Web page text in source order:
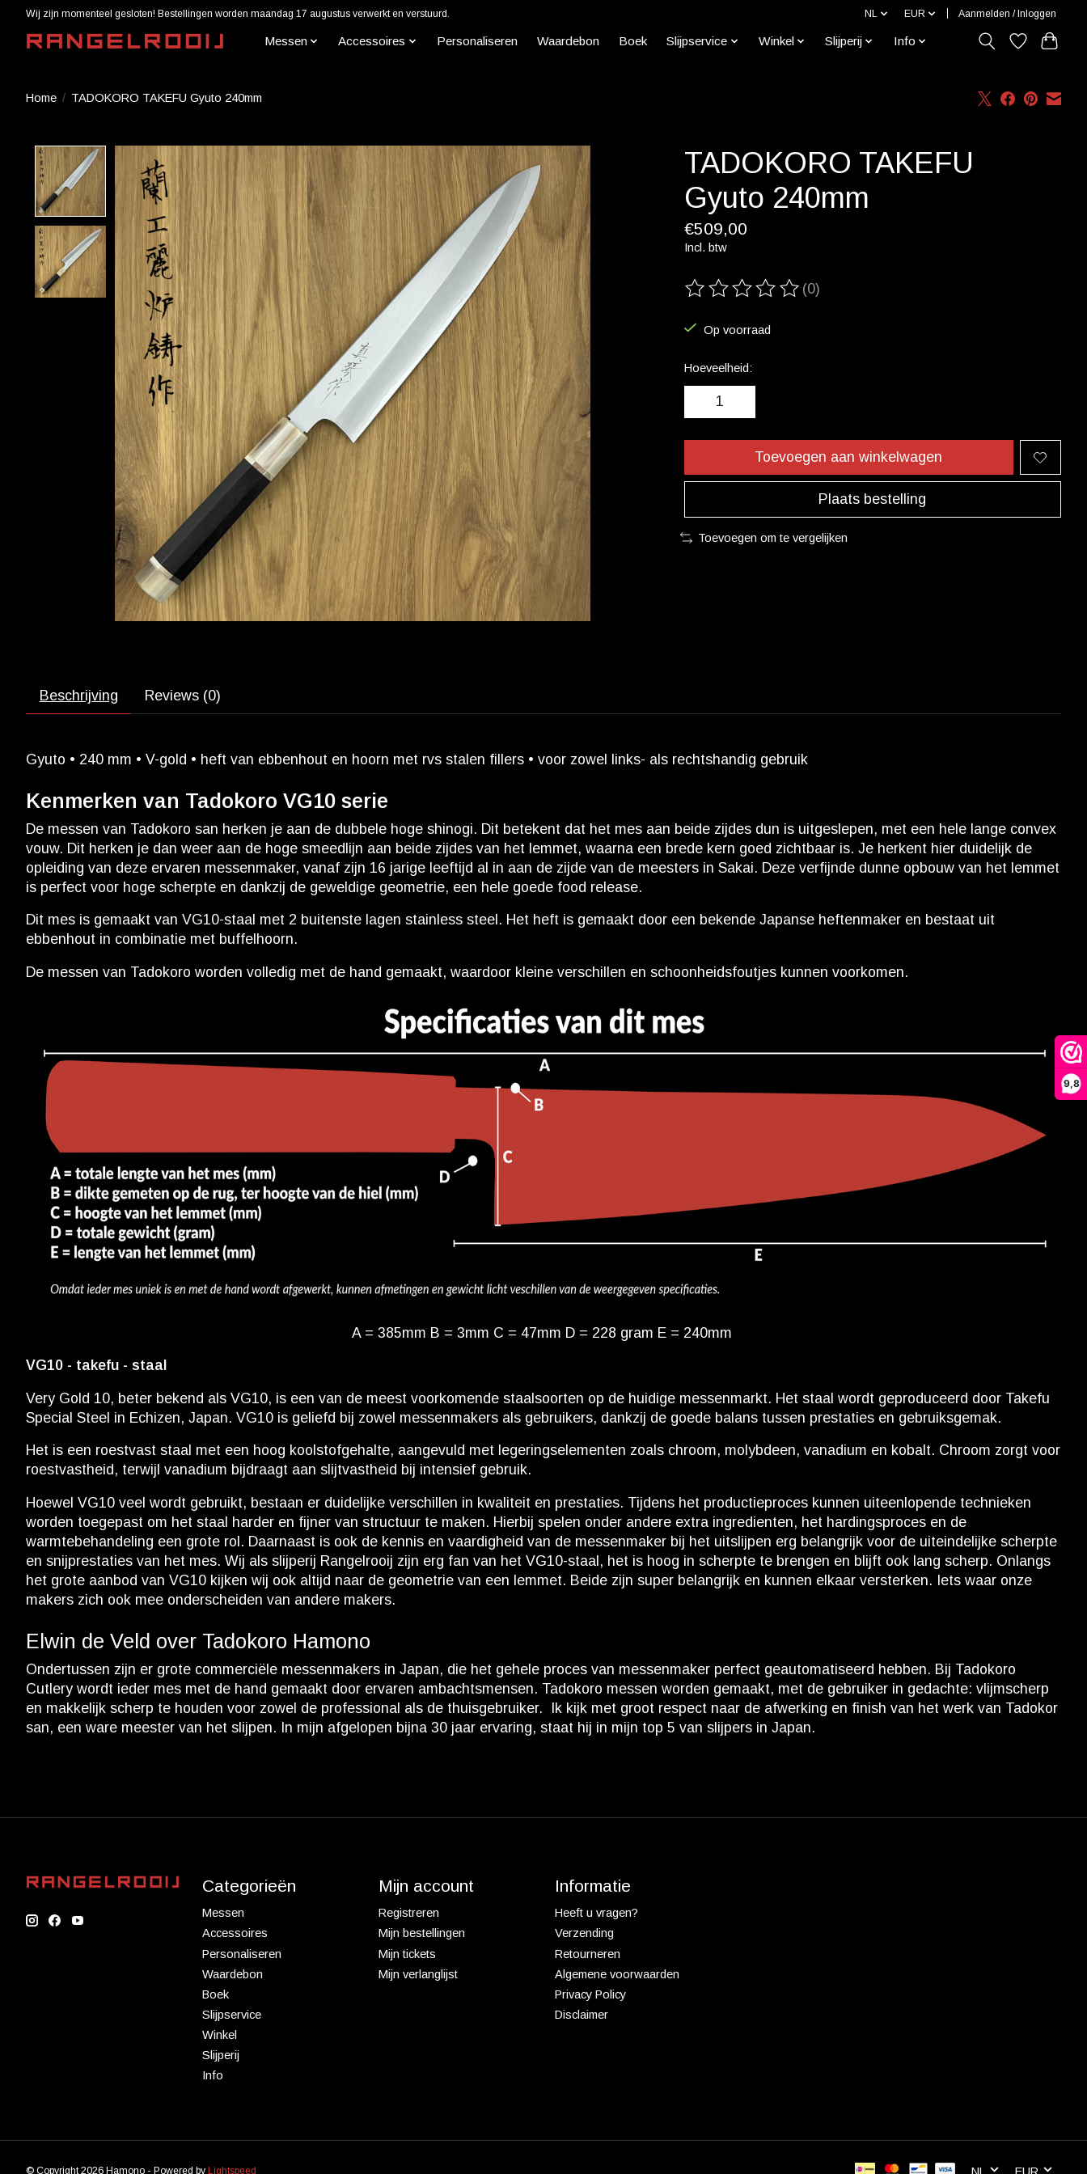
9,8
Wij zijn momenteel gesloten! Bestellingen worden maandag 17 augustus verwerkt en verstuurd. NL EUR Aanmelden / Inloggen
Messen Accessoires Personaliseren Waardebon Boek Slijpservice Winkel Slijperij Info
Home / TADOKORO TAKEFU Gyuto 240mm
Product image slideshow Items
TADOKORO TAKEFU
Gyuto 240mm
€509,00
Incl. btw
De beoordeling van dit product is
(0)
Op voorraad
Hoeveelheid:
Toevoegen aan winkelwagen
Plaats bestelling
Toevoegen om te vergelijken
Beschrijving Reviews (0)
Gyuto • 240 mm • V-gold • heft van ebbenhout en hoorn met rvs stalen fillers • voor zowel links- als rechtshandig gebruik
Kenmerken van Tadokoro VG10 serie
De messen van Tadokoro san herken je aan de dubbele hoge shinogi. Dit betekent dat het mes aan beide zijdes dun is uitgeslepen, met een hele lange convex
vouw. Dit herken je dan weer aan de hoge smeedlijn aan beide zijdes van het lemmet, waarna een brede kern goed zichtbaar is. Je herkent hier duidelijk de
opleiding van deze ervaren messenmaker, vanaf zijn 16 jarige leeftijd al in aan de zijde van de meesters in Sakai. Deze verfijnde dunne opbouw van het lemmet
is perfect voor hoge scherpte en dankzij de geweldige geometrie, een hele goede food release.
Dit mes is gemaakt van VG10-staal met 2 buitenste lagen stainless steel. Het heft is gemaakt door een bekende Japanse heftenmaker en bestaat uit
ebbenhout in combinatie met buffelhoorn.
De messen van Tadokoro worden volledig met de hand gemaakt, waardoor kleine verschillen en schoonheidsfoutjes kunnen voorkomen.
A = 385mm B = 3mm C = 47mm D = 228 gram E = 240mm
VG10 - takefu - staal
Very Gold 10, beter bekend als VG10, is een van de meest voorkomende staalsoorten op de huidige messenmarkt. Het staal wordt geproduceerd door Takefu
Special Steel in Echizen, Japan. VG10 is geliefd bij zowel messenmakers als gebruikers, dankzij de goede balans tussen prestaties en gebruiksgemak.
Het is een roestvast staal met een hoog koolstofgehalte, aangevuld met legeringselementen zoals chroom, molybdeen, vanadium en kobalt. Chroom zorgt voor
roestvastheid, terwijl vanadium bijdraagt aan slijtvastheid bij intensief gebruik.
Hoewel VG10 veel wordt gebruikt, bestaan er duidelijke verschillen in kwaliteit en prestaties. Tijdens het productieproces kunnen uiteenlopende technieken
worden toegepast om het staal harder en fijner van structuur te maken. Hierbij spelen onder andere extra ingredienten, het hardingsproces en de
warmtebehandeling een grote rol. Daarnaast is ook de kennis en vaardigheid van de messenmaker bij het uitslijpen erg belangrijk voor de uiteindelijke scherpte
en snijprestaties van het mes. Wij als slijperij Rangelrooij zijn erg fan van het VG10-staal, het is hoog in scherpte te brengen en blijft ook lang scherp. Onlangs
het grote aanbod van VG10 kijken wij ook altijd naar de geometrie van een lemmet. Beide zijn super belangrijk en kunnen elkaar versterken. Iets waar onze
makers zich ook mee onderscheiden van andere makers.
Elwin de Veld over Tadokoro Hamono
Ondertussen zijn er grote commerciële messenmakers in Japan, die het gehele proces van messenmaker perfect geautomatiseerd hebben. Bij Tadokoro
Cutlery wordt ieder mes met de hand gemaakt door ervaren ambachtsmensen. Tadokoro messen worden gemaakt, met de gebruiker in gedachte: vlijmscherp
en makkelijk scherp te houden voor zowel de professional als de thuisgebruiker. Ik kijk met groot respect naar de afwerking en finish van het werk van Tadokor
san, een ware meester van het slijpen. In mijn afgelopen bijna 30 jaar ervaring, staat hij in mijn top 5 van slijpers in Japan.
Categorieën
Messen
Accessoires
Personaliseren
Waardebon
Boek
Slijpservice
Winkel
Slijperij
Info
Mijn account
Registreren
Mijn bestellingen
Mijn tickets
Mijn verlanglijst
Informatie
Heeft u vragen?
Verzending
Retourneren
Algemene voorwaarden
Privacy Policy
Disclaimer
© Copyright 2026 Hamono - Powered by Lightspeed NL EUR